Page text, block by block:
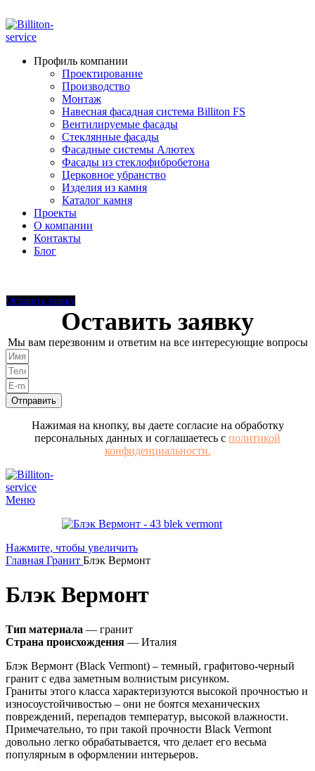
Профиль компании
Проектирование
Производство
Монтаж
Навесная фасадная система Billiton FS
Вентилируемые фасады
Стеклянные фасады
Фасадные системы Алютех
Фасады из стеклофибробетона
Церковное убранство
Изделия из камня
Каталог камня
Проекты
О компании
Контакты
Блог
Оставить заявку
Оставить заявку
Мы вам перезвоним и ответим на все интересующие вопросы
Отправить
Нажимая на кнопку, вы даете согласие на обработку
персональных данных и соглашаетесь с политикой
конфиденциальности.
Меню
Нажмите, чтобы увеличить
Главная Гранит Блэк Вермонт
Блэк Вермонт
Тип материала — гранит
Страна происхождения — Италия
Блэк Вермонт (Black Vermont) – темный, графитово-черный
гранит с едва заметным волнистым рисунком.
Граниты этого класса характеризуются высокой прочностью и
износоустойчивостью – они не боятся механических
повреждений, перепадов температур, высокой влажности.
Примечательно, то при такой прочности Black Vermont
довольно легко обрабатывается, что делает его весьма
популярным в оформлении интерьеров.